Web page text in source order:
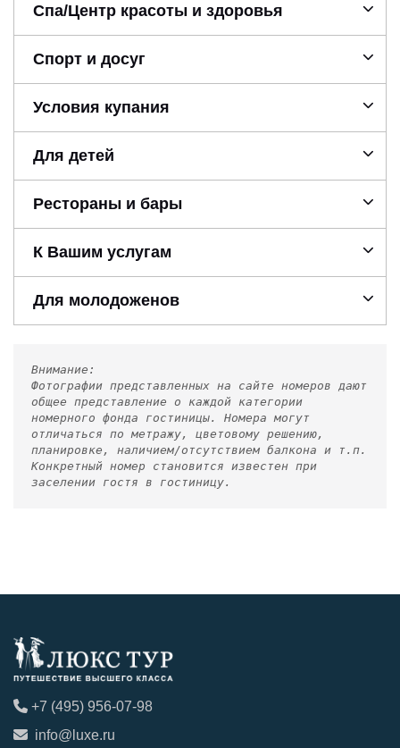
Спа/Центр красоты и здоровья
Спорт и досуг
Условия купания
Для детей
Рестораны и бары
К Вашим услугам
Для молодоженов
Внимание:
Фотографии представленных на сайте номеров дают
общее представление о каждой категории
номерного фонда гостиницы. Номера могут
отличаться по метражу, цветовому решению,
планировке, наличием/отсутствием балкона и т.п.
Конкретный номер становится известен при
заселении гостя в гостиницу.
+7 (495) 956-07-98
info@luxe.ru